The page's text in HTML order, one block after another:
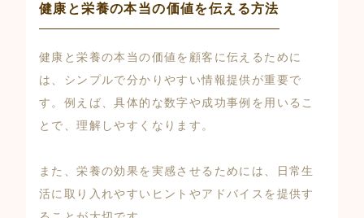
健康と栄養の本当の価値を伝える方法
健康と栄養の本当の価値を顧客に伝えるために
は、シンプルで分かりやすい情報提供が重要で
す。例えば、具体的な数字や成功事例を用いるこ
とで、理解しやすくなります。
また、栄養の効果を実感させるためには、日常生
活に取り入れやすいヒントやアドバイスを提供す